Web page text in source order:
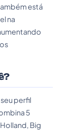
está
na
perfil
5
Big